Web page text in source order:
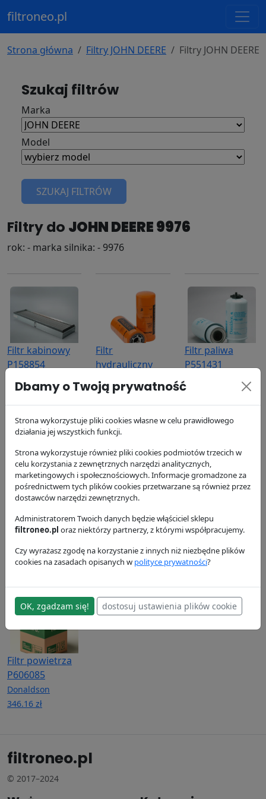
filtroneo.pl
Strona główna Filtry JOHN DEERE Filtry JOHN DEERE
Szukaj filtrów
Marka
Model
SZUKAJ FILTRÓW
Filtry do JOHN DEERE 9976
rok: - marka silnika: - 9976
Filtr kabinowy
P158854
320.14 zł
Filtr
hydrauliczny
P164378
Donaldson
173.13 zł
Filtr paliwa
P551431
Donaldson
112.95 zł
P556745
Donaldson
154.4 zł
Filtr oleju
P558329
Donaldson
79.85 zł
wewnętrzny
P133179
Donaldson
253.01 zł
Filtr powietrza
P606085
Donaldson
346.16 zł
filtroneo.pl
© 2017–2024
Dbamy o Twoją prywatność
Strona wykorzystuje pliki cookies własne w celu prawidłowego
działania jej wszystkich funkcji.
Strona wykorzystuje również pliki cookies podmiotów trzecich w
celu korzystania z zewnętrznych narzędzi analitycznych,
marketingowych i społecznościowych. Informacje gromadzone za
pośrednictwem tych plików cookies przetwarzane są również przez
dostawców narzędzi zewnętrznych.
Administratorem Twoich danych będzie włąściciel sklepu
filtroneo.pl oraz niektórzy partnerzy, z którymi współpracujemy.
Czy wyrażasz zgodę na korzystanie z innych niż niezbędne plików
cookies na zasadach opisanych w polityce prywatności?
OK, zgadzam się! dostosuj ustawienia plików cookie